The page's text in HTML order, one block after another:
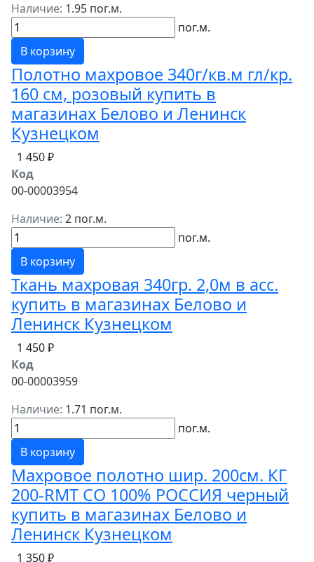
Наличие: 1.95 пог.м.
пог.м.
В корзину
Полотно махровое 340г/кв.м гл/кр.
160 см, розовый купить в
магазинах Белово и Ленинск
Кузнецком
1 450 ₽
Код
00-00003954
Наличие: 2 пог.м.
пог.м.
В корзину
Ткань махровая 340гр. 2,0м в асс.
купить в магазинах Белово и
Ленинск Кузнецком
1 450 ₽
Код
00-00003959
Наличие: 1.71 пог.м.
пог.м.
В корзину
Махровое полотно шир. 200см. КГ
200-RMT СО 100% РОССИЯ черный
купить в магазинах Белово и
Ленинск Кузнецком
1 350 ₽